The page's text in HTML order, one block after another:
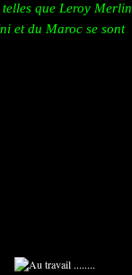
que Leroy Merlin,
et du Maroc se sont